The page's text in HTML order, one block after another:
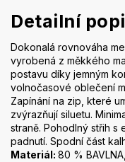
Detailní
Dokonalá rovnováha
vyrobená z měkkého
postavu díky jemným
volnočasové oblečení
Zapínání na zip, které
zvýrazňují siluetu.
straně. Pohodlný střih s
padnutí. Spodní část
Materiál: 80 %